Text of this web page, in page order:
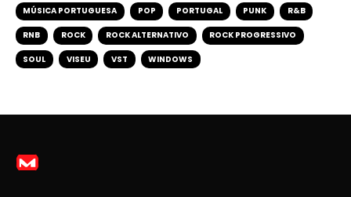
MÚSICA PORTUGUESA POP PORTUGAL PUNK R&B
RNB ROCK ROCK ALTERNATIVO ROCK PROGRESSIVO
SOUL VISEU VST WINDOWS